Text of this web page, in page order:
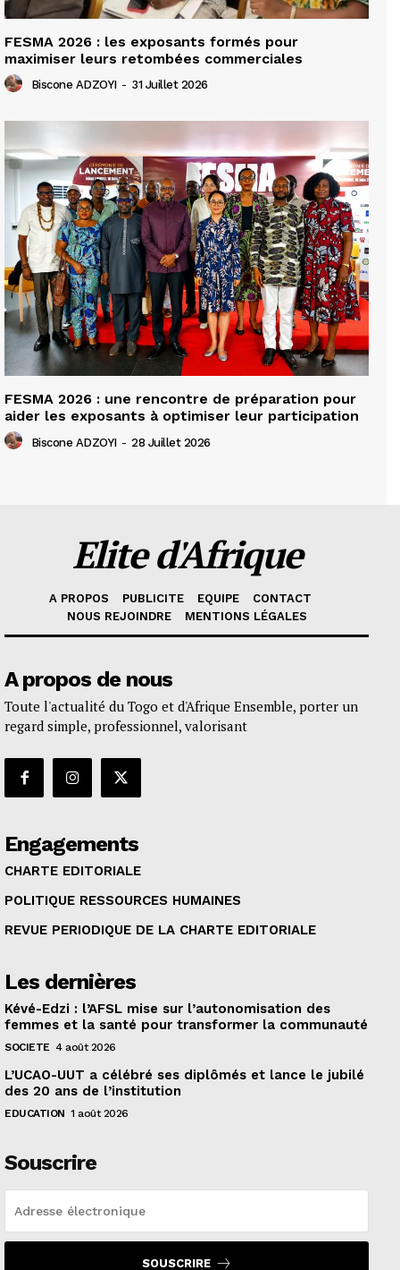
FESMA 2026 : les exposants formés pour
maximiser leurs retombées commerciales
Biscone ADZOYI - 31 Juillet 2026
FESMA 2026 : une rencontre de préparation pour
aider les exposants à optimiser leur participation
Biscone ADZOYI - 28 Juillet 2026
Elite d'Afrique
A PROPOS PUBLICITE EQUIPE
CONTACT
NOUS REJOINDRE
MENTIONS LÉGALES
A propos de nous
Toute l'actualité du Togo et d'Afrique Ensemble, porter un
regard simple, professionnel, valorisant
Engagements
CHARTE EDITORIALE
POLITIQUE RESSOURCES HUMAINES
REVUE PERIODIQUE DE LA CHARTE EDITORIALE
Les dernières
Kévé-Edzi : l’AFSL mise sur l’autonomisation des
femmes et la santé pour transformer la communauté
SOCIETE 4 août 2026
L’UCAO-UUT a célébré ses diplômés et lance le jubilé
des 20 ans de l’institution
EDUCATION 1 août 2026
Souscrire
SOUSCRIRE